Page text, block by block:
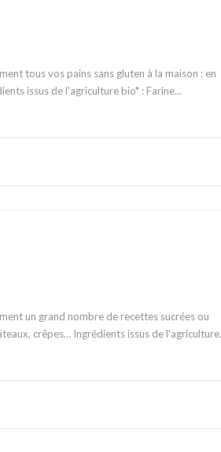
tous vos pains sans gluten à la maison : en
issus de l'agriculture bio* : Farine...
un grand nombre de recettes sucrées ou
crêpes… Ingrédients issus de